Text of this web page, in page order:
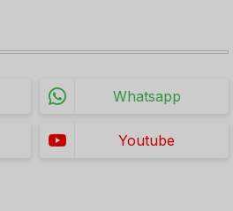
Whatsapp
Youtube